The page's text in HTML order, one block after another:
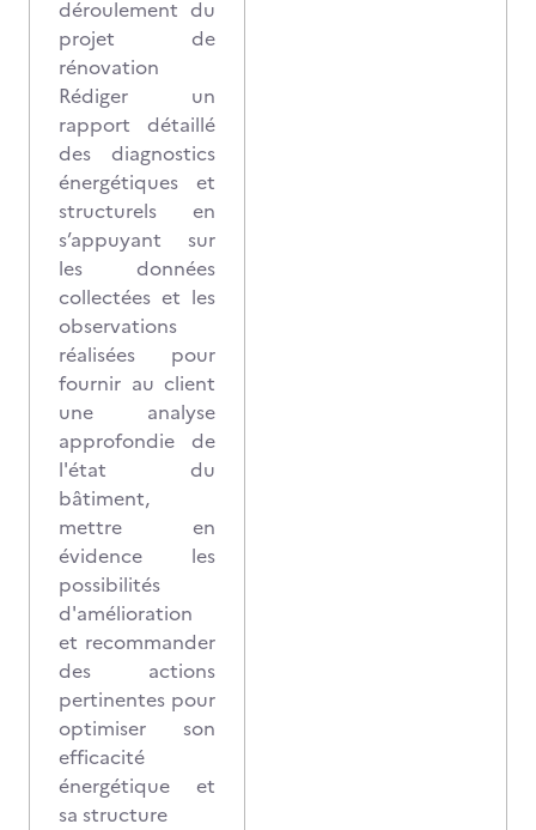
déroulement du
projet de
rénovation
Rédiger un
rapport détaillé
des diagnostics
énergétiques et
structurels en
s’appuyant sur
les données
collectées et les
observations
réalisées pour
fournir au client
une analyse
approfondie de
l'état du
bâtiment,
mettre en
évidence les
possibilités
d'amélioration
et recommander
des actions
pertinentes pour
optimiser son
efficacité
énergétique et
sa structure